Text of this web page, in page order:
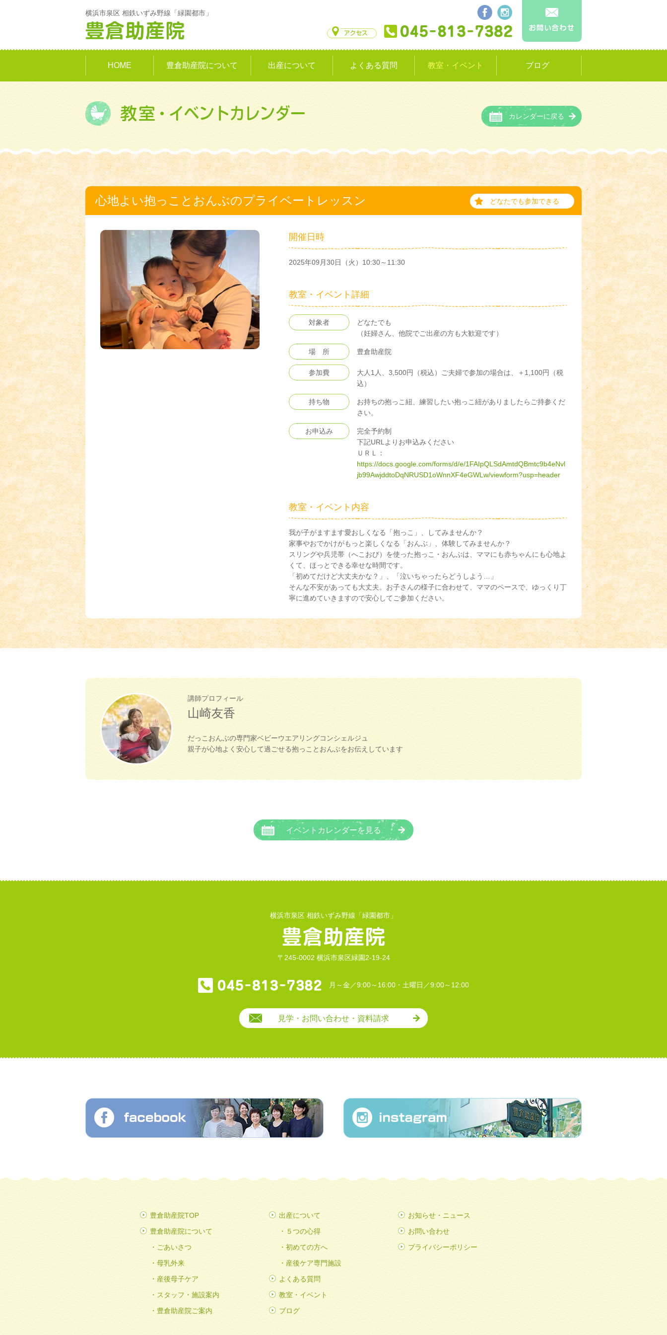
横浜市泉区 相鉄いずみ野線「緑園都市」
HOME 豊倉助産院について 出産について よくある質問 教室・イベント ブログ
カレンダーに戻る
心地よい抱っことおんぶのプライベートレッスン どなたでも参加できる
開催日時
2025年09月30日（火）10:30～11:30
教室・イベント詳細
対象者
どなたでも
（妊婦さん、他院でご出産の方も大歓迎です）
場 所 豊倉助産院
参加費
大人1人、3,500円（税込）ご夫婦で参加の場合は、＋1,100円（税
込）
持ち物
お持ちの抱っこ紐、練習したい抱っこ紐がありましたらご持参くだ
さい。
お申込み
完全予約制
下記URLよりお申込みください
ＵＲＬ：
https://docs.google.com/forms/d/e/1FAIpQLSdAmtdQBmtc9b4eNvl
jb99AwjddtoDqNRUSD1oWnnXF4eGWLw/viewform?usp=header
教室・イベント内容
我が子がますます愛おしくなる「抱っこ」、してみませんか？
家事やおでかけがもっと楽しくなる「おんぶ」、体験してみませんか？
スリングや兵児帯（へこおび）を使った抱っこ・おんぶは、ママにも赤ちゃんにも心地よ
くて、ほっとできる幸せな時間です。
「初めてだけど大丈夫かな？」、「泣いちゃったらどうしよう…」
そんな不安があっても大丈夫。お子さんの様子に合わせて、ママのペースで、ゆっくり丁
寧に進めていきますので安心してご参加ください。
講師プロフィール
山崎友香
だっこおんぶの専門家ベビーウエアリングコンシェルジュ
親子が心地よく安心して過ごせる抱っことおんぶをお伝えしています
イベントカレンダーを見る
横浜市泉区 相鉄いずみ野線「緑園都市」
〒245-0002 横浜市泉区緑園2-19-24
月～金／9:00～16:00・土曜日／9:00～12:00
見学・お問い合わせ・資料請求
豊倉助産院TOP
豊倉助産院について
ごあいさつ
母乳外来
産後母子ケア
スタッフ・施設案内
豊倉助産院ご案内
出産について
５つの心得
初めての方へ
産後ケア専門施設
よくある質問
教室・イベント
ブログ
お知らせ・ニュース
お問い合わせ
プライバシーポリシー